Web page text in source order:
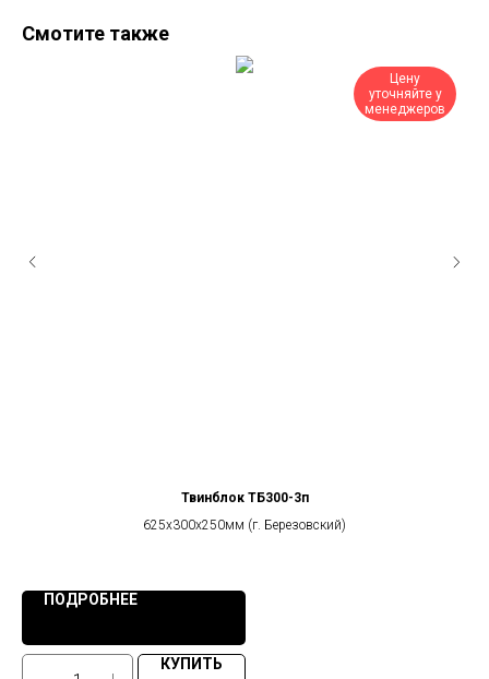
Смотите также
Цену
уточняйте у
менеджеров
Твинблок ТБ300-3п
625х300х250мм (г. Березовский)
ПОДРОБНЕЕ
КУПИТЬ